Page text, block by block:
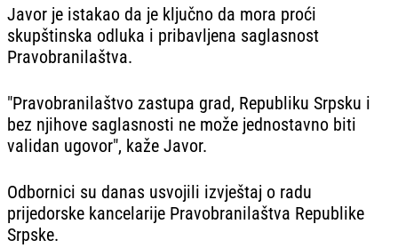
Javor je istakao da je ključno da mora proći
skupštinska odluka i pribavljena saglasnost
Pravobranilaštva.
"Pravobranilaštvo zastupa grad, Republiku Srpsku i
bez njihove saglasnosti ne može jednostavno biti
validan ugovor", kaže Javor.
Odbornici su danas usvojili izvještaj o radu
prijedorske kancelarije Pravobranilaštva Republike
Srpske.